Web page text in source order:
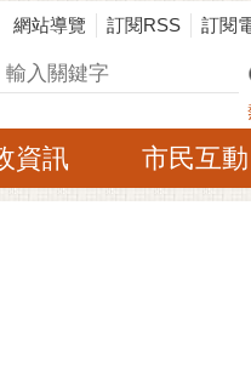
網站導覽 訂閱RSS 訂閱
搜尋
資訊 市民互動